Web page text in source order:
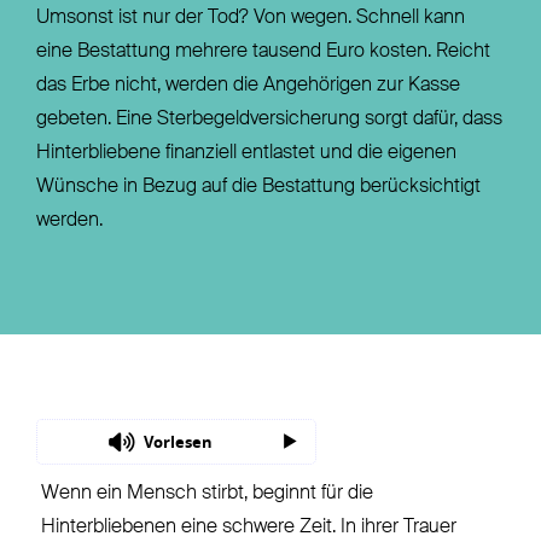
Umsonst ist nur der Tod? Von wegen. Schnell kann
eine Bestattung mehrere tausend Euro kosten. Reicht
das Erbe nicht, werden die Angehörigen zur Kasse
gebeten. Eine Sterbegeldversicherung sorgt dafür, dass
Hinterbliebene finanziell entlastet und die eigenen
Wünsche in Bezug auf die Bestattung berücksichtigt
werden.
Vorlesen
Wenn ein Mensch stirbt, beginnt für die
Hinterbliebenen eine schwere Zeit. In ihrer Trauer